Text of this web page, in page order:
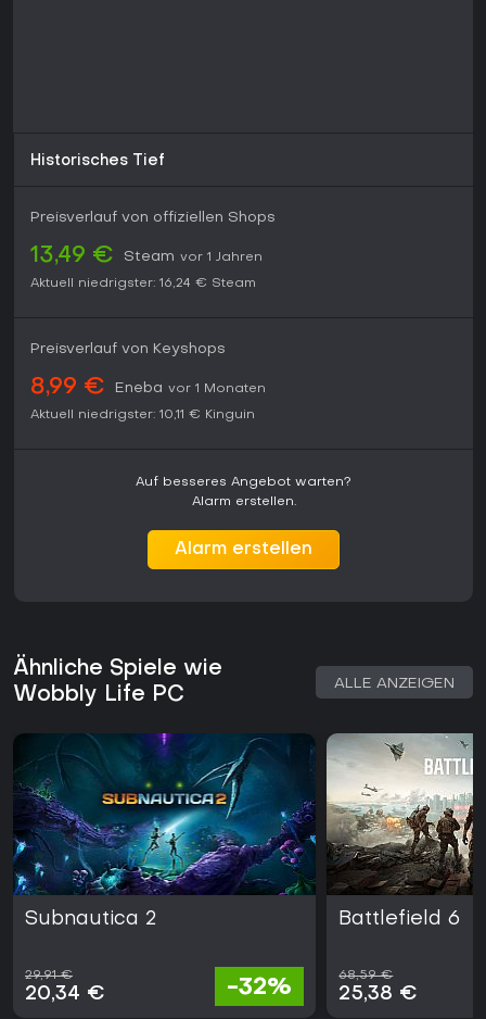
Historisches Tief
Preisverlauf von offiziellen Shops
13,49 € Steam vor 1 Jahren
Aktuell niedrigster: 16,24 € Steam
Preisverlauf von Keyshops
8,99 € Eneba vor 1 Monaten
Aktuell niedrigster: 10,11 € Kinguin
Auf besseres Angebot warten?
Alarm erstellen.
Alarm erstellen
Ähnliche Spiele wie
Wobbly Life PC
ALLE ANZEIGEN
Subnautica 2
29,91 €
20,34 € -32%
Battlefield 6
68,59 €
25,38 €